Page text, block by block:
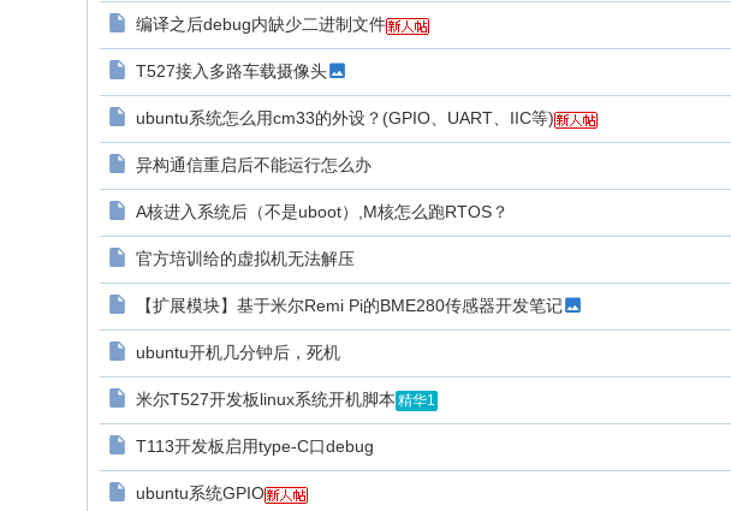
编译之后debug内缺少二进制文件
T527接入多路车载摄像头
ubuntu系统怎么用cm33的外设？(GPIO、UART、IIC等)
异构通信重启后不能运行怎么办
A核进入系统后（不是uboot）,M核怎么跑RTOS？
官方培训给的虚拟机无法解压
【扩展模块】基于米尔Remi Pi的BME280传感器开发笔记
ubuntu开机几分钟后，死机
米尔T527开发板linux系统开机脚本 精华1
T113开发板启用type-C口debug
ubuntu系统GPIO